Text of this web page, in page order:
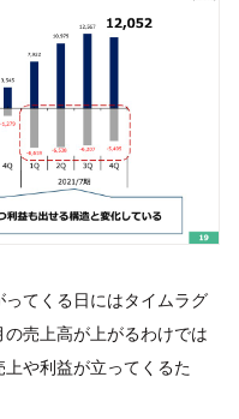
てくる日にはタイムラグ
売上高が上がるわけでは
や利益が立ってくるた